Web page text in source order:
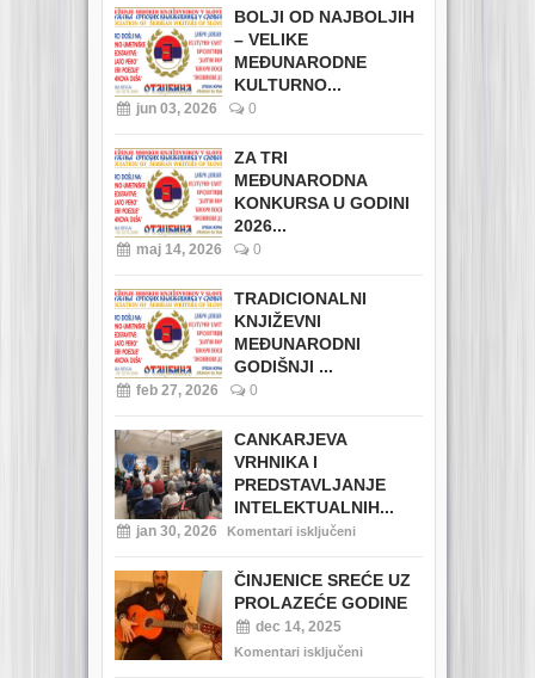
BOLJI OD NAJBOLJIH
– VELIKE
MEĐUNARODNE
KULTURNO...
jun 03, 2026 0
ZA TRI
MEĐUNARODNA
KONKURSA U GODINI
2026...
maj 14, 2026 0
TRADICIONALNI
KNJIŽEVNI
MEĐUNARODNI
GODIŠNJI ...
feb 27, 2026 0
CANKARJEVA
VRHNIKA I
PREDSTAVLJANJE
INTELEKTUALNIH...
jan 30, 2026 Komentari isključeni
ČINJENICE SREĆE UZ
PROLAZEĆE GODINE
dec 14, 2025
Komentari isključeni